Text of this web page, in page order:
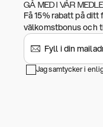
GÅ MED I VÅR
Få 15% rabatt på
välkomstbonus och
Jag samtycker i